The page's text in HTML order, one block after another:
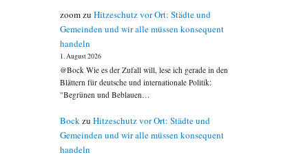
zoomzuHitzeschutz vor Ort: Städte und
Gemeinden und wir alle müssen konsequent
handeln
1. August 2026
@Bock Wie es der Zufall will, lese ich gerade in den
Blättern für deutsche und internationale Politik:
"Begrünen und Beblauen…
BockzuHitzeschutz vor Ort: Städte und
Gemeinden und wir alle müssen konsequent
handeln